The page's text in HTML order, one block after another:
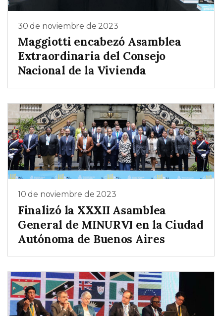
30 de noviembre de 2023
Maggiotti encabezó Asamblea
Extraordinaria del Consejo
Nacional de la Vivienda
10 de noviembre de 2023
Finalizó la XXXII Asamblea
General de MINURVI en la Ciudad
Autónoma de Buenos Aires